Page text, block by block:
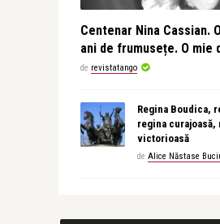
Centenar Nina Cassian.
ani de frumusețe. O mie
de revistatango
Regina Boudica,
regina curajoasă,
victorioasă
de Alice Năstase